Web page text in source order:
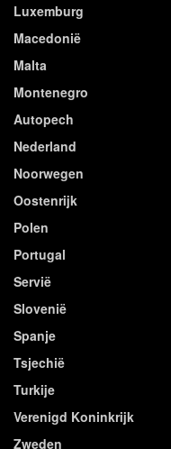
Luxemburg
Macedonië
Malta
Montenegro
Autopech
Nederland
Noorwegen
Oostenrijk
Polen
Portugal
Servië
Slovenië
Spanje
Tsjechië
Turkije
Verenigd Koninkrijk
Zweden